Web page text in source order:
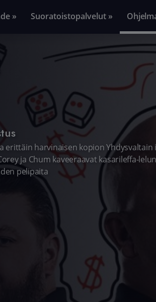
Elisa Viihde » Suoratoistopalvelut »
erittäin harvinaisen kopion
ja Chum kaveeraavat kasarileffa-
pelipaita